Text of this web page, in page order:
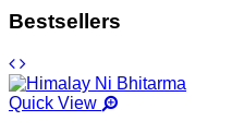
Bestsellers
Quick View